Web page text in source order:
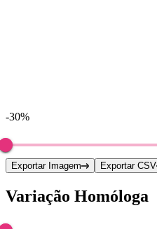
-30%
Exportar Imagem Exportar CSV
Variação Homóloga